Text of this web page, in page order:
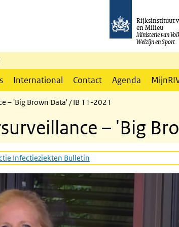
Rijksinstituut
en Milieu
Ministerie van
Welzijn en Sport
International Contact Agenda
– 'Big Brown Data' / IB 11-2021
– 'Big
Infectieziekten Bulletin